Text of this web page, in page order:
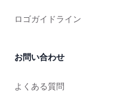
ロゴガイドライン
お問い合わせ
よくある質問